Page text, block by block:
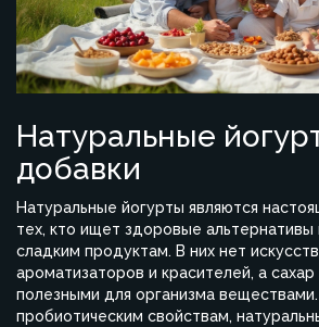
Натуральные
добавки
Натуральные йогурты являются
тех, кто ищет здоровые
сладким продуктам. В них нет
ароматизаторов и красителей, а
полезными для организма
пробиотическим свойствам,